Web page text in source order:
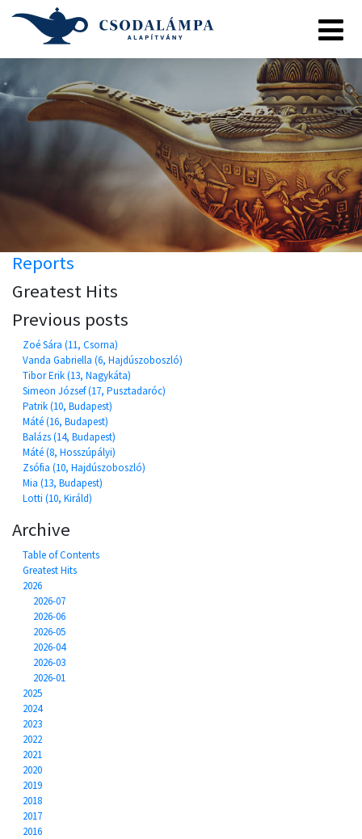
Reports
Greatest Hits
Previous posts
Zoé Sára (11, Csorna)
Vanda Gabriella (6, Hajdúszoboszló)
Tibor Erik (13, Nagykáta)
Simeon József (17, Pusztadaróc)
Patrik (10, Budapest)
Máté (16, Budapest)
Balázs (14, Budapest)
Máté (8, Hosszúpályi)
Zsófia (10, Hajdúszoboszló)
Mia (13, Budapest)
Lotti (10, Királd)
Archive
Table of Contents
Greatest Hits
2026
2026-07
2026-06
2026-05
2026-04
2026-03
2026-01
2025
2024
2023
2022
2021
2020
2019
2018
2017
2016